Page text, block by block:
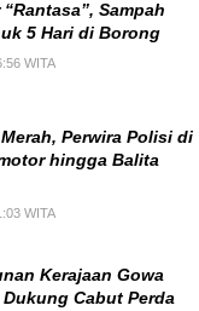
Sampah
5 Hari di Borong
WITA
Perwira Polisi di
hingga Balita
WITA
Kerajaan Gowa
Cabut Perda